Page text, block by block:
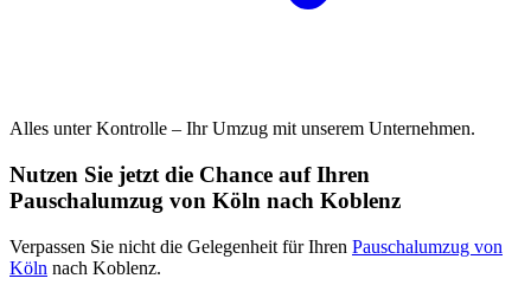
Alles unter Kontrolle – Ihr Umzug mit unserem Unternehmen.
Nutzen Sie jetzt die Chance auf Ihren
Pauschalumzug von Köln nach Koblenz
Verpassen Sie nicht die Gelegenheit für Ihren Pauschalumzug von
Köln nach Koblenz.